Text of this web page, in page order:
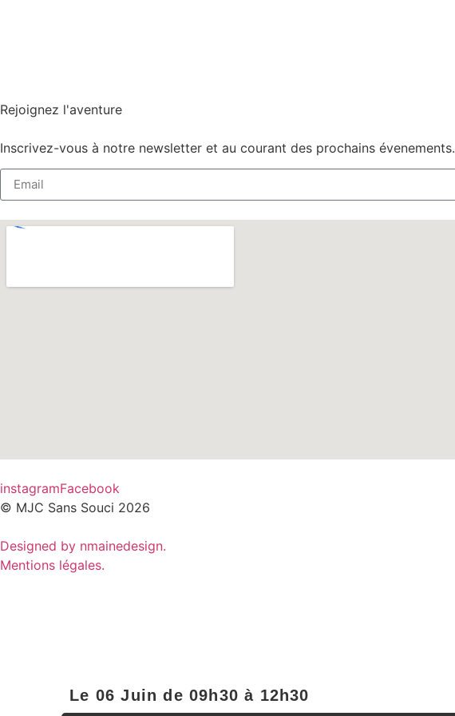
Rejoignez l'aventure
Inscrivez-vous à notre newsletter et au courant des prochains évenements.
instagramFacebook
© MJC Sans Souci 2026
Designed by nmainedesign.
Mentions légales.
Le 06 Juin de 09h30 à 12h30